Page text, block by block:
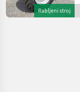
Rabljeni stroj